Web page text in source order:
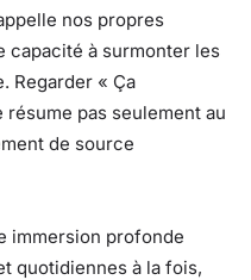
nos propres
capacité à surmonter les
Regarder « Ça
résume pas seulement au
de source
immersion profonde
quotidiennes à la fois,